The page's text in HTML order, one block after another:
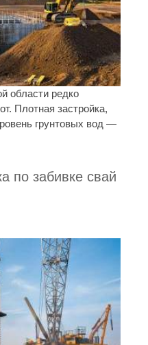
области редко
Плотная застройка,
грунтовых вод —
по забивке свай